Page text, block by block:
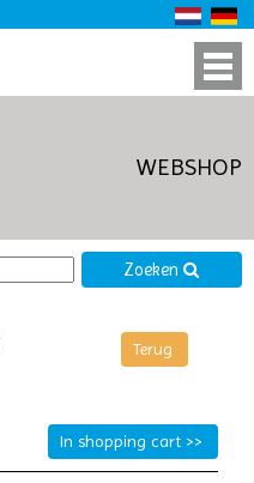
WEBSHOP
Zoeken